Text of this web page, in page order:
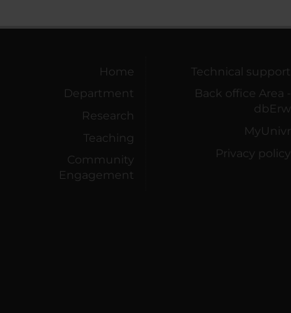
Home
Department
Research
Teaching
Community
Engagement
Technical support
Back office Area -
dbErw
MyUnivr
Privacy policy